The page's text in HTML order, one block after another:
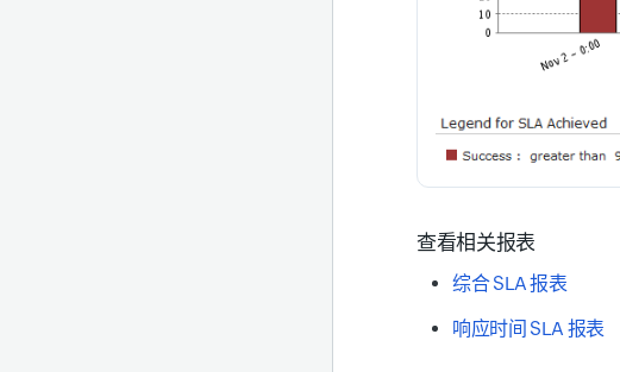
查看相关报表
综合 SLA 报表
响应时间 SLA 报表